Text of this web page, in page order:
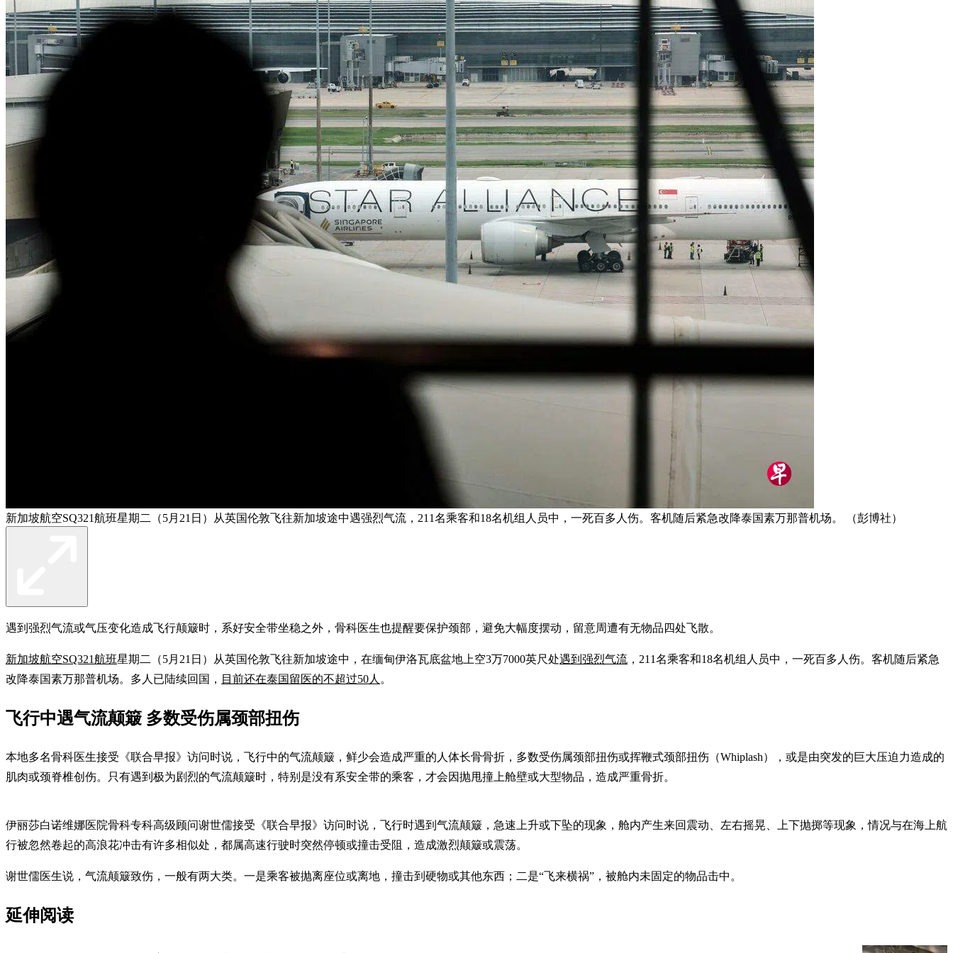
新加坡航空SQ321航班星期二（5月21日）从英国伦敦飞往新加坡途中遇强烈气流，211名乘客和18名机组人员中，一死百多人伤。客机随后紧急改降泰国素万那普机场。 （彭博社）
遇到强烈气流或气压变化造成飞行颠簸时，系好安全带坐稳之外，骨科医生也提醒要保护颈部，避免大幅度摆动，留意周遭有无物品四处飞散。
新加坡航空SQ321航班星期二（5月21日）从英国伦敦飞往新加坡途中，在缅甸伊洛瓦底盆地上空3万7000英尺处遇到强烈气流 ，211名乘客和18名机组人员中，一死百多人伤。客机随后紧急
改降泰国素万那普机场。多人已陆续回国， 目前还在泰国留医的不超过50人 。
飞行中遇气流颠簸 多数受伤属颈部扭伤
本地多名骨科医生接受《联合早报》访问时说，飞行中的气流颠簸，鲜少会造成严重的人体长骨骨折，多数受伤属颈部扭伤或挥鞭式颈部扭伤（Whiplash），或是由突发的巨大压迫力造成的
肌肉或颈脊椎创伤。只有遇到极为剧烈的气流颠簸时，特别是没有系安全带的乘客，才会因抛甩撞上舱壁或大型物品，造成严重骨折。
伊丽莎白诺维娜医院骨科专科高级顾问谢世儒接受《联合早报》访问时说，飞行时遇到气流颠簸，急速上升或下坠的现象，舱内产生来回震动、左右摇晃、上下抛掷等现象，情况与在海上航
行被忽然卷起的高浪花冲击有许多相似处，都属高速行驶时突然停顿或撞击受阻，造成激烈颠簸或震荡。
谢世儒医生说，气流颠簸致伤，一般有两大类。一是乘客被抛离座位或离地，撞击到硬物或其他东西；二是“飞来横祸”，被舱内未固定的物品击中。
延伸阅读